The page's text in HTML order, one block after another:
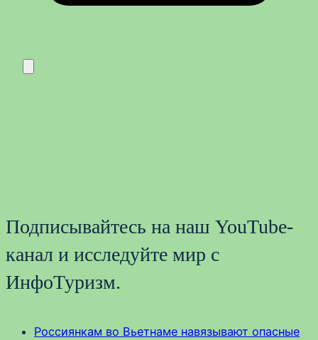
Подписывайтесь на наш YouTube-
канал и исследуйте мир с
ИнфоТуризм.
Россиянкам во Вьетнаме навязывают опасные